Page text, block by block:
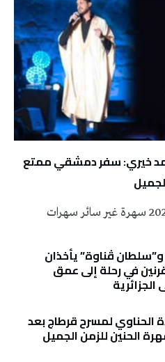
خيري: سفر دمشقي ممتع
كانت سهرة الخميس 6 اوت 2026 سهرة غير سائر سهرات
و”سلطان ڤناوة” يأخذان
في رحلة إلى عمق
الحناوي لمسرح قرطاج بعد